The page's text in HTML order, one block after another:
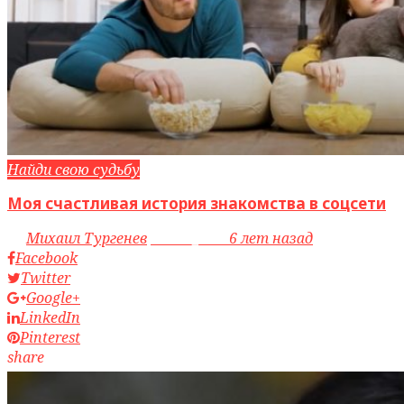
Найди свою судьбу
Моя счастливая история знакомства в соцсети
byМихаил Тургенев
6 лет назад
Facebook
Twitter
Google+
LinkedIn
Pinterest
share